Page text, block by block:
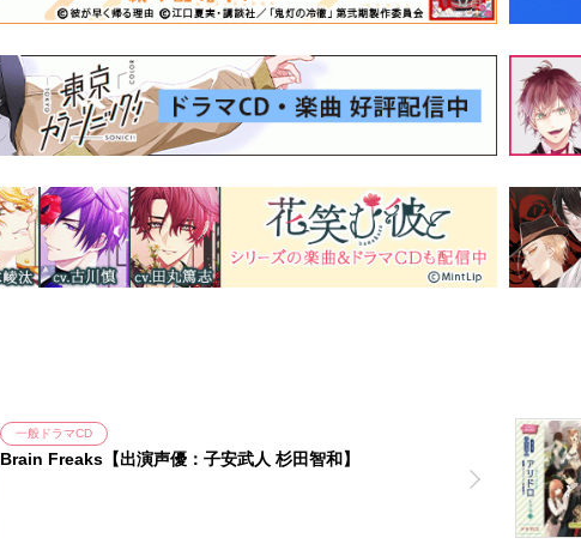
一般ドラマCD
Brain Freaks【出演声優：子安武人 杉田智和】